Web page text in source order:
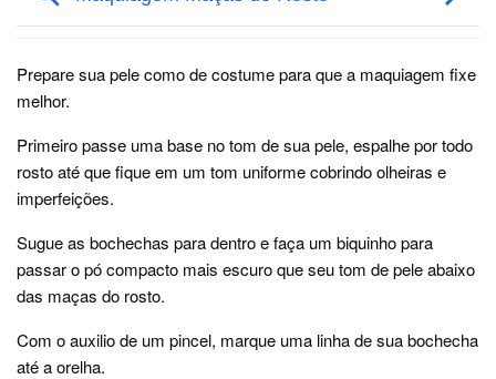
Prepare sua pele como de costume para que a maquiagem fixe
melhor.
Primeiro passe uma base no tom de sua pele, espalhe por todo
rosto até que fique em um tom uniforme cobrindo olheiras e
imperfeições.
Sugue as bochechas para dentro e faça um biquinho para
passar o pó compacto mais escuro que seu tom de pele abaixo
das maças do rosto.
Com o auxilio de um pincel, marque uma linha de sua bochecha
até a orelha.